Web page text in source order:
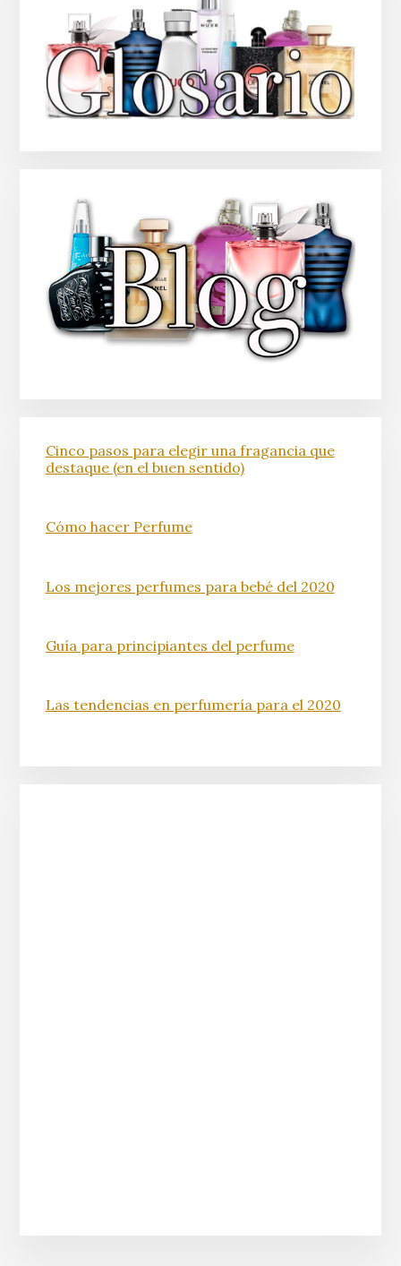
Cinco pasos para elegir una fragancia que
destaque (en el buen sentido)
Cómo hacer Perfume
Los mejores perfumes para bebé del 2020
Guía para principiantes del perfume
Las tendencias en perfumería para el 2020